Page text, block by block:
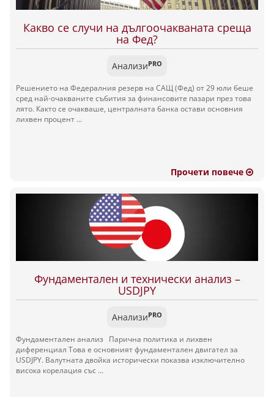
Какво се случи на дългоочакваната среща
на Фед?
АнализиPRO
Решението на Федералния резерв на САЩ (Фед) от 29 юли беше
сред най-очакваните събития за финансовите пазари през това
лято. Както се очакваше, централната банка остави основния
лихвен процент ...
Прочети повече
Фундаментален и технически анализ –
USDJPY
АнализиPRO
Фундаментален анализ Парична политика и лихвен
диференциал Това е основният фундаментален двигател за
USDJPY. Валутната двойка исторически показва изключително
висока корелация със ...